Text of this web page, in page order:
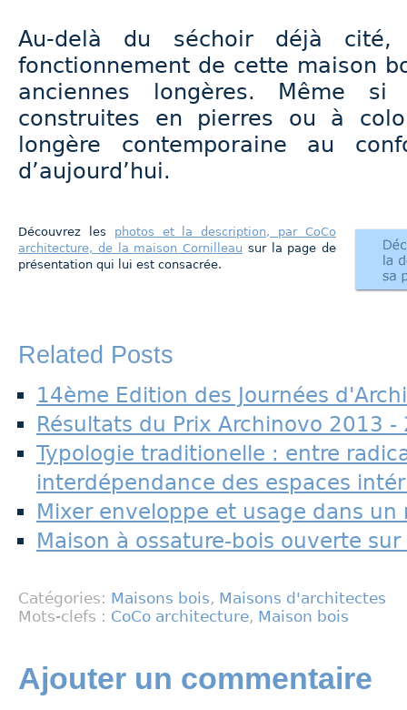
Au-delà du séchoir déjà
fonctionnement de cette maison
anciennes longères. Même
construites en pierres ou à
longère contemporaine au
d’aujourd’hui.
Découvrez les photos et la description, par CoCo
architecture, de la maison Cornilleau sur la page de
présentation qui lui est consacrée.
Related Posts
14ème Edition des Journées
Résultats du Prix Archinovo 2013 -
Typologie traditionelle : entre
interdépendance des espaces
Mixer enveloppe et usage dans
Maison à ossature-bois ouverte
Catégories: Maisons bois, Maisons d'architectes
Mots-clefs : CoCo architecture, Maison bois
Ajouter un commentaire